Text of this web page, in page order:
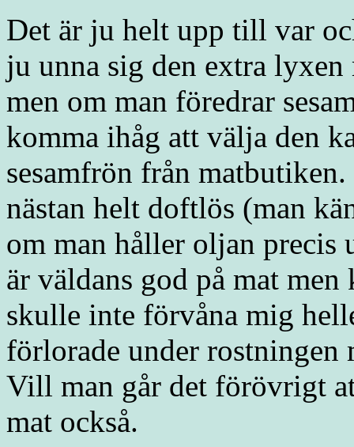
Det är ju helt upp till var
ju unna sig den extra
men om man föredrar
komma ihåg att välja den
sesamfrön från
nästan helt doftlös (man
om man håller oljan precis
är väldans god på mat
skulle inte förvåna mig
förlorade under rostningen
Vill man går det förövrigt
mat också.